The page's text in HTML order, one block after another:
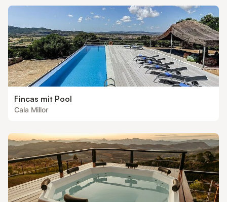
tragen, probieren Sie
Fincas mit Pool
Cala Millor